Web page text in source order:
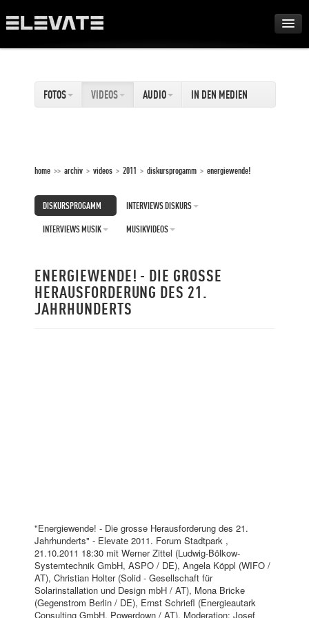
AWARDS
ABOUT
FOTOS VIDEOS AUDIO IN DEN MEDIEN
home >> archiv > videos > 2011 > diskursprogamm > energiewende!
DISKURSPROGAMM INTERVIEWS DISKURS
INTERVIEWS MUSIK MUSIKVIDEOS
ENERGIEWENDE! - DIE GROSSE
HERAUSFORDERUNG DES 21.
JAHRHUNDERTS
"Energiewende! - Die grosse Herausforderung des 21.
Jahrhunderts" - Elevate 2011. Forum Stadtpark ,
21.10.2011 18:30 mit Werner Zittel (Ludwig-Bölkow-
Systemtechnik GmbH, ASPO / DE), Angela Köppl (WIFO /
AT), Christian Holter (Solid - Gesellschaft für
Solarinstallation und Design mbH / AT), Mona Bricke
(Gegenstrom Berlin / DE), Ernst Schriefl (Energieautark
Consulting GmbH, Powerdown / AT). Moderation: Josef